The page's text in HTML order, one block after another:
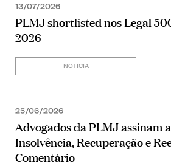
13/07/2026
PLMJ shortlisted nos Legal
2026
NOTÍCIA
25/06/2026
Advogados da PLMJ assinam
Insolvência, Recuperação e
Comentário